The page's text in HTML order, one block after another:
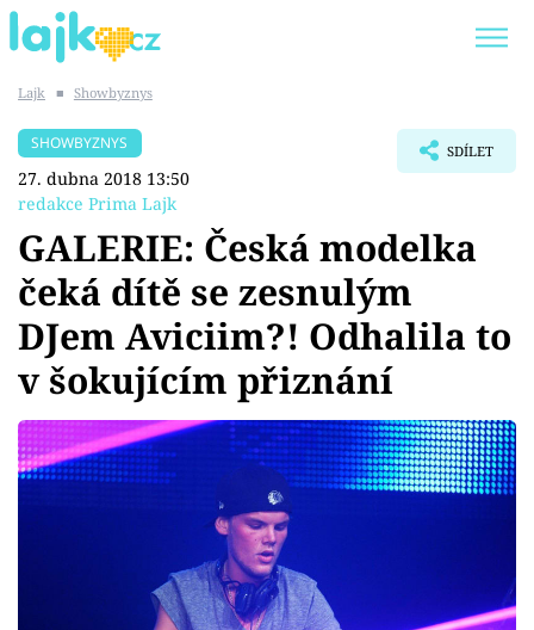
SHOPAHOLICADEL
Témata
Showbyznys
Youtubeři
Virály
Lajk ■ Showbyznys
SHOWBYZNYS
27. dubna 2018 13:50
redakce Prima Lajk
SDÍLET
GALERIE: Česká modelka
čeká dítě se zesnulým
DJem Aviciim?! Odhalila to
v šokujícím přiznání